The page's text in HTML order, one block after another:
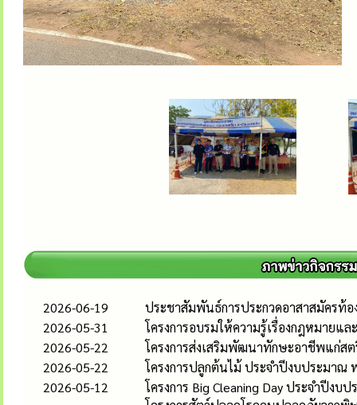
2026-06-19
ประชาสัมพันธ์การประกวดอาสาสมัครท้
2026-05-31
โครงการอบรมให้ความรู้เรื่องกฎหมายแ
2026-05-22
โครงการส่งเสริมพัฒนาทักษะอาชีพแก่ส
2026-05-22
โครงการปลูกต้นไม้ ประจำปีงบประมาณ
2026-05-12
โครงการ Big Cleaning Day ประจำปีง